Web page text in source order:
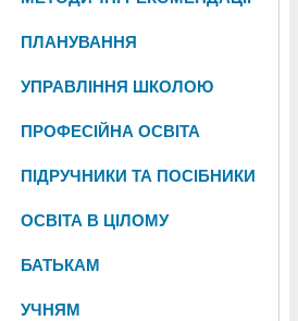
ПЛАНУВАННЯ
УПРАВЛІННЯ ШКОЛОЮ
ПРОФЕСІЙНА ОСВІТА
ПІДРУЧНИКИ ТА ПОСІБНИКИ
ОСВІТА В ЦІЛОМУ
БАТЬКАМ
УЧНЯМ